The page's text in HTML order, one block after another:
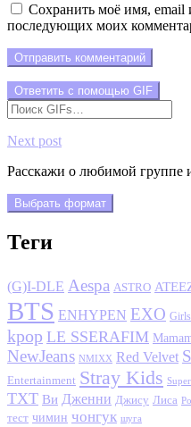
Сохранить моё имя, email
последующих моих
Отправить комментарий
Ответить с помощью GIF
Next post
Расскажи о любимой группе
Выбрать формат
Теги
(G)I-DLE Aespa ASTRO
BTS ENHYPEN EXO
kpop LE SSERAFIM
NewJeans NMIXX Red Velvet
Entertainment Stray Kids
TXT Ви Дженни Джису Лиса
тест чимин чонгук шуга